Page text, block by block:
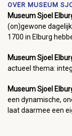
OVER MUSEUM
Museum Sjoel
(on)gewone
1700 in Elburg
Museum Sjoel
actueel thema:
Museum Sjoel
een dynamische,
laat daarmee een